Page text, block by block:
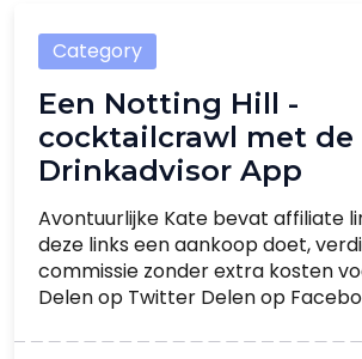
Category
Een Notting Hill -
cocktailcrawl met de
Drinkadvisor App
Avontuurlijke Kate bevat affiliate
deze links een aankoop doet,
commissie zonder extra kosten
Delen op Twitter Delen op